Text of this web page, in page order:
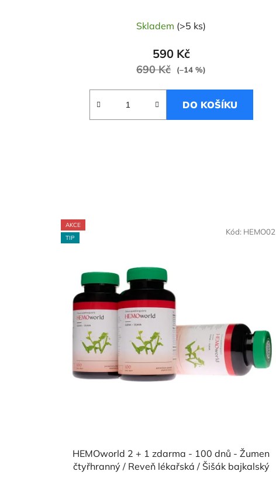
Skladem (>5 ks)
590 Kč
690 Kč (–14 %)
DO KOŠÍKU
AKCE
TIP
HEMOworld 2 + 1 zdarma - 100 dnů - Žumen
čtyřhranný / Reveň lékařská / Šišák bajkalský
Kód: HEMO02